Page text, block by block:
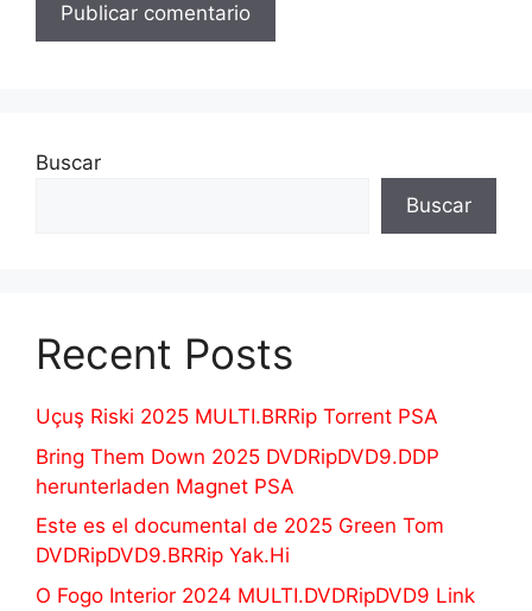
Buscar
Buscar
Recent Posts
Uçuş Riski 2025 MULTI.BRRip Torrent PSA
Bring Them Down 2025 DVDRipDVD9.DDP
herunterladen Magnet PSA
Este es el documental de 2025 Green Tom
DVDRipDVD9.BRRip Yak.Hi
O Fogo Interior 2024 MULTI.DVDRipDVD9 Link